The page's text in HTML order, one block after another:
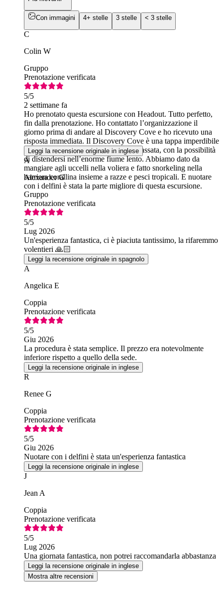
Con immagini 4+ stelle 3 stelle < 3 stelle
C
Colin W
Gruppo
Prenotazione verificata
5/5
2 settimane fa
Ho prenotato questa escursione con Headout. Tutto perfetto,
fin dalla prenotazione. Ho contattato l’organizzazione il
giorno prima di andare al Discovery Cove e ho ricevuto una
risposta immediata. Il Discovery Cove è una tappa imperdibile
se ci si trova a Orlando. Atmosfera rilassata, con la possibilità
di distendersi nell’enorme fiume lento. Abbiamo dato da
mangiare agli uccelli nella voliera e fatto snorkeling nella
barriera corallina insieme a razze e pesci tropicali. E nuotare
con i delfini è stata la parte migliore di questa escursione.
Leggi la recensione originale in inglese
A
Alexander G
Gruppo
Prenotazione verificata
5/5
Lug 2026
Un'esperienza fantastica, ci è piaciuta tantissimo, la rifaremmo
volentieri 🙏🏻
Leggi la recensione originale in spagnolo
A
Angelica E
Coppia
Prenotazione verificata
5/5
Giu 2026
La procedura è stata semplice. Il prezzo era notevolmente
inferiore rispetto a quello della sede.
Leggi la recensione originale in inglese
R
Renee G
Coppia
Prenotazione verificata
5/5
Giu 2026
Nuotare con i delfini è stata un'esperienza fantastica
Leggi la recensione originale in inglese
J
Jean A
Coppia
Prenotazione verificata
5/5
Lug 2026
Una giornata fantastica, non potrei raccomandarla abbastanza
Leggi la recensione originale in inglese
Mostra altre recensioni